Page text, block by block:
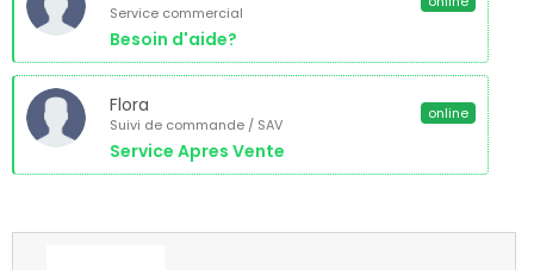
Service commercial
Besoin d'aide?
Flora
Suivi de commande / SAV
Service Apres Vente
online